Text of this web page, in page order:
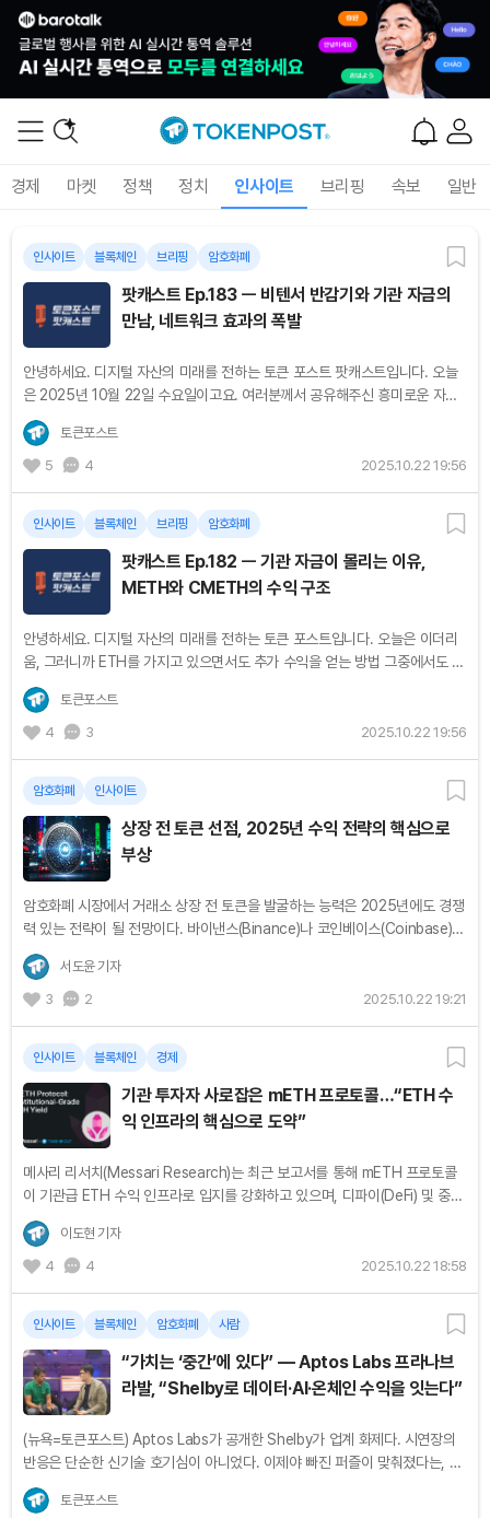
경제 마켓 정책 정치 인사이트 브리핑 속보 일반
인사이트 블록체인 브리핑 암호화폐
팟캐스트 Ep.183 ㅡ 비텐서 반감기와 기관 자금의
만남, 네트워크 효과의 폭발
안녕하세요. 디지털 자산의 미래를 전하는 토큰 포스트 팟캐스트입니다. 오늘
은 2025년 10월 22일 수요일이고요. 여러분께서 공유해주신 흥미로운 자료
가 있어서 가져왔습니다. 알레아 리서치의 비텐서 메모인데요. 이걸 좀 함께 깊
이...
토큰포스트
5
4 2025.10.22 19:56
인사이트 블록체인 브리핑 암호화폐
팟캐스트 Ep.182 ㅡ 기관 자금이 몰리는 이유,
METH와 CMETH의 수익 구조
안녕하세요. 디지털 자산의 미래를 전하는 토큰 포스트입니다. 오늘은 이더리
움, 그러니까 ETH를 가지고 있으면서도 추가 수익을 얻는 방법 그중에서도 특
히 기관 투자자들의 관심을 끌고 있는 MTH 프로토콜에 대해서 좀 깊이 이야
기...
토큰포스트
4
3 2025.10.22 19:56
암호화폐 인사이트
상장 전 토큰 선점, 2025년 수익 전략의 핵심으로
부상
암호화폐 시장에서 거래소 상장 전 토큰을 발굴하는 능력은 2025년에도 경쟁
력 있는 전략이 될 전망이다. 바이낸스(Binance)나 코인베이스(Coinbase)와
같은 대형 거래소 상장은 종종 유동성과 투자자 주목도를 높이며 토큰 가격 급
등으로...서도윤 기자
3
2 2025.10.22 19:21
인사이트 블록체인 경제
기관 투자자 사로잡은 mETH 프로토콜…“ETH 수
익 인프라의 핵심으로 도약”
메사리 리서치(Messari Research)는 최근 보고서를 통해 mETH 프로토콜
이 기관급 ETH 수익 인프라로 입지를 강화하고 있으며, 디파이(DeFi) 및 중앙
화 거래소(CEX)를 아우르는 전략적 확장으로 ETH 리스테이킹 시장에서 중대
한 위치를...이도현 기자
4
4 2025.10.22 18:58
인사이트 블록체인 암호화폐 사람
“가치는 ‘중간’에 있다” — Aptos Labs 프라나브
라발, “Shelby로 데이터·AI·온체인 수익을 잇는다”
(뉴욕=토큰포스트) Aptos Labs가 공개한 Shelby가 업계 화제다. 시연장의
반응은 단순한 신기술 호기심이 아니었다. 이제야 빠진 퍼즐이 맞춰졌다는, 실
수요자의 안도감에 가까웠다. 인터뷰에 나선 프라나브 라발 인프라 총괄은
Shelby를...
토큰포스트